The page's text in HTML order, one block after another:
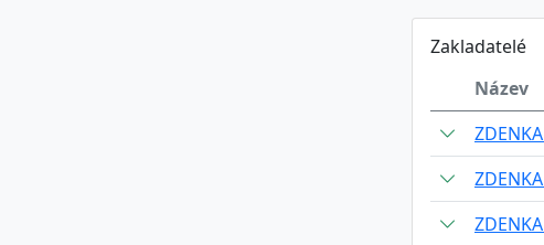
Zakladatelé
Název